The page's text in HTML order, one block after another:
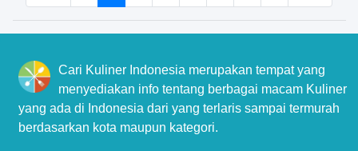
Cari Kuliner Indonesia merupakan tempat yang
menyediakan info tentang berbagai macam Kuliner
yang ada di Indonesia dari yang terlaris sampai termurah
berdasarkan kota maupun kategori.